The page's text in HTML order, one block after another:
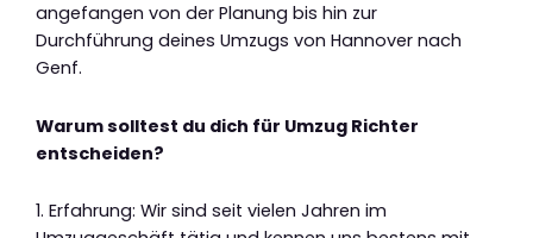
angefangen von der Planung bis hin zur
Durchführung deines Umzugs von Hannover nach
Genf.
Warum solltest du dich für Umzug Richter
entscheiden?
1. Erfahrung: Wir sind seit vielen Jahren im